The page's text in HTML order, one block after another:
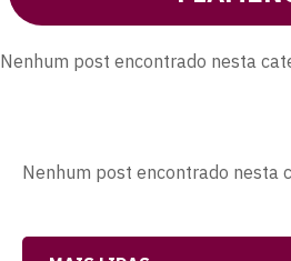
Nenhum post encontrado nesta
Nenhum post encontrado nesta